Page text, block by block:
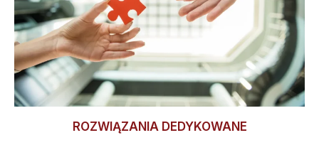
ROZWIĄZANIA DEDYKOWANE